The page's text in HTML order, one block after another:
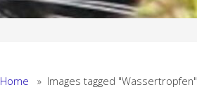
Home » Images tagged "Wassertropfen"